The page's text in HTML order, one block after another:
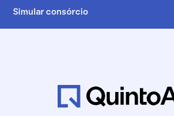
Simular consórcio